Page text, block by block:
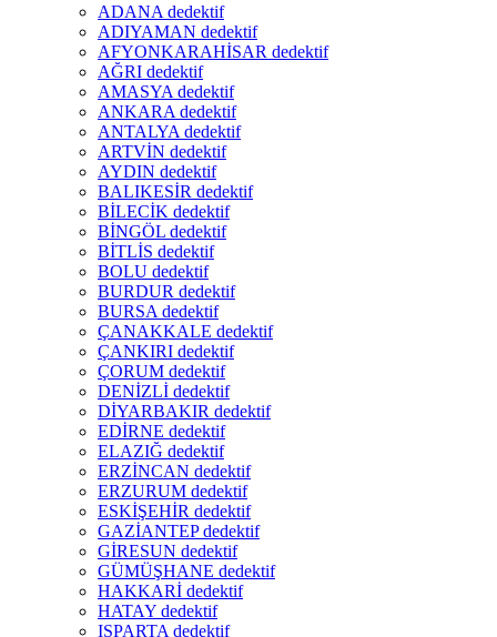
ADANA dedektif
ADIYAMAN dedektif
AFYONKARAHİSAR dedektif
AĞRI dedektif
AMASYA dedektif
ANKARA dedektif
ANTALYA dedektif
ARTVİN dedektif
AYDIN dedektif
BALIKESİR dedektif
BİLECİK dedektif
BİNGÖL dedektif
BİTLİS dedektif
BOLU dedektif
BURDUR dedektif
BURSA dedektif
ÇANAKKALE dedektif
ÇANKIRI dedektif
ÇORUM dedektif
DENİZLİ dedektif
DİYARBAKIR dedektif
EDİRNE dedektif
ELAZIĞ dedektif
ERZİNCAN dedektif
ERZURUM dedektif
ESKİŞEHİR dedektif
GAZİANTEP dedektif
GİRESUN dedektif
GÜMÜŞHANE dedektif
HAKKARİ dedektif
HATAY dedektif
ISPARTA dedektif